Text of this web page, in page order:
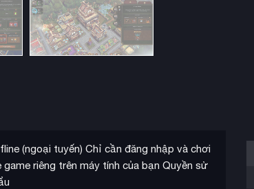
(ngoại tuyến) Chỉ cần đăng nhập và chơi
riêng trên máy tính của bạn Quyền sử